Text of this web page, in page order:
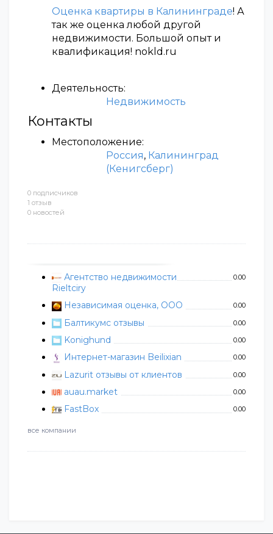
0 подписчиков
1 отзыв
0 новостей
Агентство недвижимости
Rieltciry
0.00
Независимая оценка, ООО 0.00
Балтикумс отзывы 0.00
Konighund 0.00
Интернет-магазин Beilixian 0.00
Lazurit отзывы от клиентов 0.00
auau.market 0.00
FastBox 0.00
все компании
Оценка квартиры в Калининграде! А
так же оценка любой другой
недвижимости. Большой опыт и
квалификация! nokld.ru
Деятельность:
Недвижимость
Контакты
Местоположение:
Россия, Калининград
(Кенигсберг)